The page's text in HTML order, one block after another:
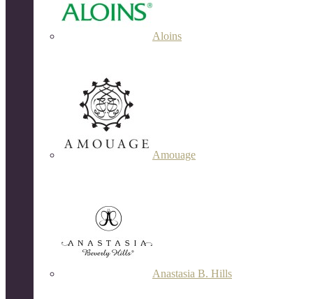
Aloins
Amouage
Anastasia B. Hills